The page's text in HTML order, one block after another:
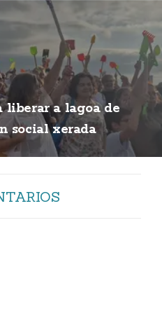
liberar a lagoa de
social xerada